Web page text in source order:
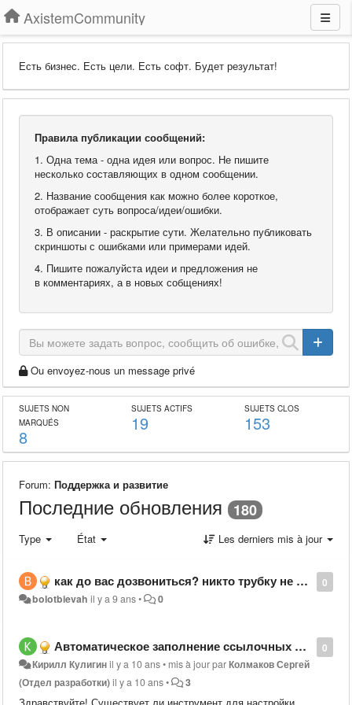
AxistemCommunity
Есть бизнес. Есть цели. Есть софт. Будет результат!
Правила публикации сообщений:
1. Одна тема - одна идея или вопрос. Не пишите
несколько составляющих в одном сообщении.
2. Название сообщения как можно более короткое,
отображает суть вопроса/идеи/ошибки.
3. В описании - раскрытие сути. Желательно публиковать
скриншоты с ошибками или примерами идей.
4. Пишите пожалуйста идеи и предложения не
в комментариях, а в новых собщениях!
Ou envoyez-nous un message privé
SUJETS NON
MARQUÉS
8
SUJETS ACTIFS
19
SUJETS CLOS
153
Forum: Поддержка и развитие
Последние обновления 180
Type État Les derniers mis à jour
0
как до вас дозвониться? никто трубку не берет
bolotbievah il y a 9 ans• 0
0
Автоматическое заполнение ссылочных полей
Кирилл Кулигинil y a 10 ans• mis à jour parКолмаков Сергей
(Отдел разработки)il y a 10 ans• 3